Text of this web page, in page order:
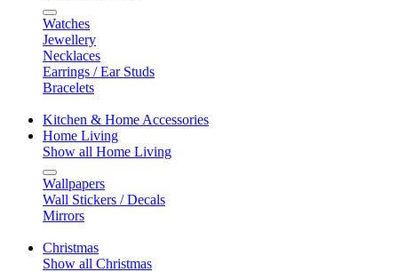
Watches
Jewellery
Necklaces
Earrings / Ear Studs
Bracelets
Kitchen & Home Accessories
Home Living
Show all Home Living
Wallpapers
Wall Stickers / Decals
Mirrors
Christmas
Show all Christmas